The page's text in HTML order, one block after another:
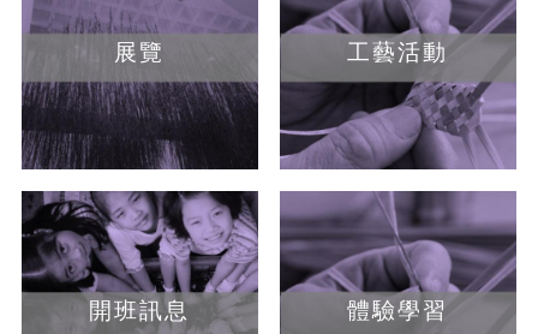
展覽 工藝活動
開班訊息 體驗學習